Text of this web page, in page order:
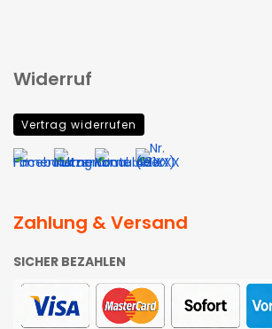
Widerruf
Vertrag widerrufen
Zahlung & Versand
SICHER BEZAHLEN